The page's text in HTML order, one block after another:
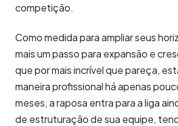
competição.
Como medida para ampliar seus
mais um passo para expansão e
que por mais incrível que pareça,
maneira profissional há apenas
meses, a raposa entra para a liga
de estruturação de sua equipe,